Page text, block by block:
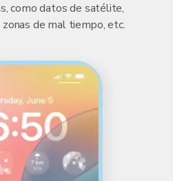
como datos de satélite,
zonas de mal tiempo, etc.